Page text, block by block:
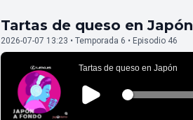
Tartas de queso en Japón
2026-07-07 13:23 • Temporada 6 • Episodio 46